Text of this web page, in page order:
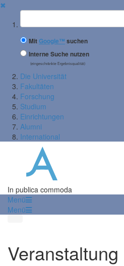
✖
Suchbegriff
MitGoogle™ suchen
Interne Suche nutzen
(eingeschränkte Ergebnisqualität)
Die Universität
Fakultäten
Forschung
Studium
Einrichtungen
Alumni
International
In publica commoda
Menü
Menü
Veranstaltung